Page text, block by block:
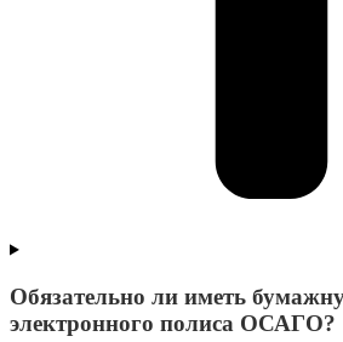
Обязательно ли иметь
электронного полиса ОСАГО?